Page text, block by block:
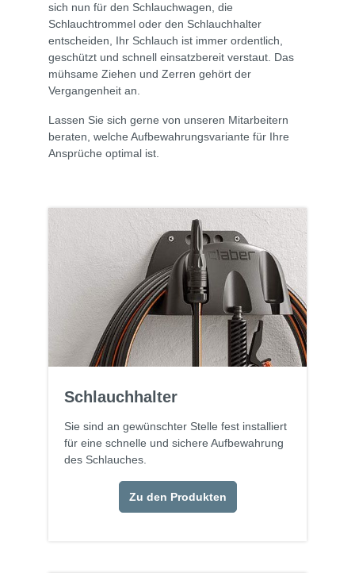
sich nun für den Schlauchwagen, die
Schlauchtrommel oder den Schlauchhalter
entscheiden, Ihr Schlauch ist immer ordentlich,
geschützt und schnell einsatzbereit verstaut. Das
mühsame Ziehen und Zerren gehört der
Vergangenheit an.
Lassen Sie sich gerne von unseren Mitarbeitern
beraten, welche Aufbewahrungsvariante für Ihre
Ansprüche optimal ist.
Schlauchhalter
Sie sind an gewünschter Stelle fest installiert
für eine schnelle und sichere Aufbewahrung
des Schlauches.
Zu den Produkten